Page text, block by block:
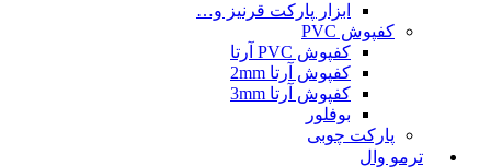
ابزار پارکت قرنیز و…
کفپوش PVC
کفپوش PVC آرتا
کفپوش آرتا 2mm
کفپوش آرتا 3mm
بوفلور
پارکت چوبی
ترمو وال